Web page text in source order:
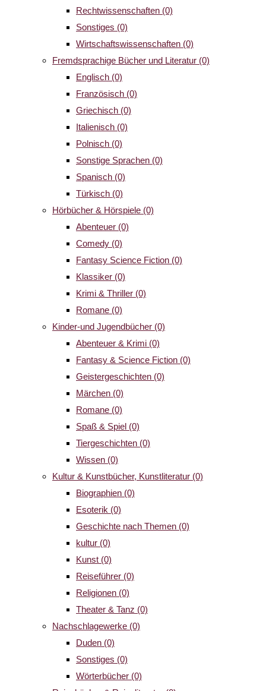
Rechtwissenschaften (0)
Sonstiges (0)
Wirtschaftswissenschaften (0)
Fremdsprachige Bücher und Literatur (0)
Englisch (0)
Französisch (0)
Griechisch (0)
Italienisch (0)
Polnisch (0)
Sonstige Sprachen (0)
Spanisch (0)
Türkisch (0)
Hörbücher & Hörspiele (0)
Abenteuer (0)
Comedy (0)
Fantasy Science Fiction (0)
Klassiker (0)
Krimi & Thriller (0)
Romane (0)
Kinder-und Jugendbücher (0)
Abenteuer & Krimi (0)
Fantasy & Science Fiction (0)
Geistergeschichten (0)
Märchen (0)
Romane (0)
Spaß & Spiel (0)
Tiergeschichten (0)
Wissen (0)
Kultur & Kunstbücher, Kunstliteratur (0)
Biographien (0)
Esoterik (0)
Geschichte nach Themen (0)
kultur (0)
Kunst (0)
Reiseführer (0)
Religionen (0)
Theater & Tanz (0)
Nachschlagewerke (0)
Duden (0)
Sonstiges (0)
Wörterbücher (0)